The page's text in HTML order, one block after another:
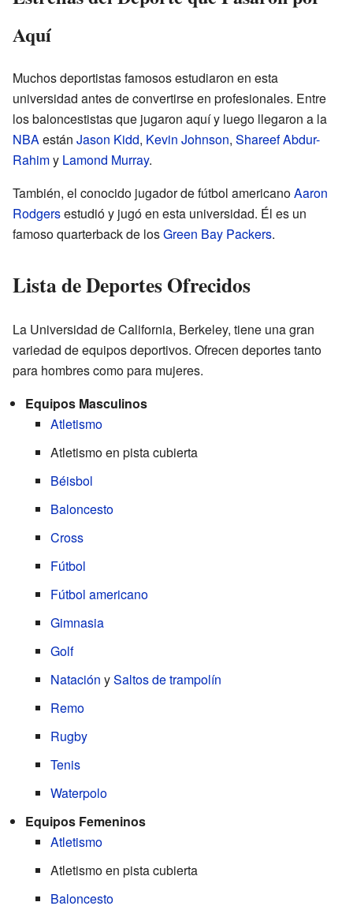
Aquí
Muchos deportistas famosos estudiaron en esta
universidad antes de convertirse en profesionales. Entre
los baloncestistas que jugaron aquí y luego llegaron a la
NBAestán Jason Kidd, Kevin Johnson, Shareef Abdur-
Rahimy Lamond Murray.
También, el conocido jugador de fútbol americanoAaron
Rodgersestudió y jugó en esta universidad. Él es un
famoso quarterback de losGreen Bay Packers.
Lista de Deportes Ofrecidos
La Universidad de California, Berkeley, tiene una gran
variedad de equipos deportivos. Ofrecen deportes tanto
para hombres como para mujeres.
Equipos Masculinos
Atletismo
Atletismo en pista cubierta
Béisbol
Baloncesto
Cross
Fútbol
Fútbol americano
Gimnasia
Golf
Natación ySaltos de trampolín
Remo
Rugby
Tenis
Waterpolo
Equipos Femeninos
Atletismo
Atletismo en pista cubierta
Baloncesto